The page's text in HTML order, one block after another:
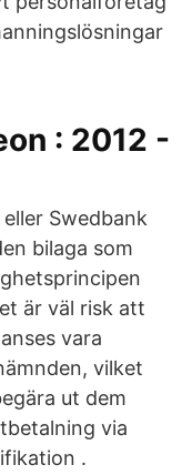
: 2012 -
Swedbank
bilaga som
är väl risk att
vara
vilket
ut dem
via
.